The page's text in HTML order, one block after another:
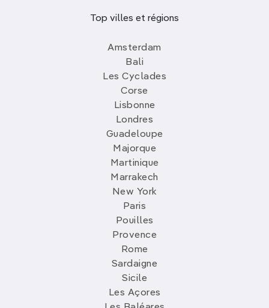
Top villes et régions
Amsterdam
Bali
Les Cyclades
Corse
Lisbonne
Londres
Guadeloupe
Majorque
Martinique
Marrakech
New York
Paris
Pouilles
Provence
Rome
Sardaigne
Sicile
Les Açores